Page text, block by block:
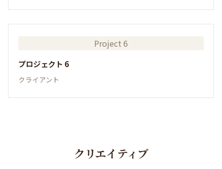
Project 6
プロジェクト 6
クライアント
クリエイティブ